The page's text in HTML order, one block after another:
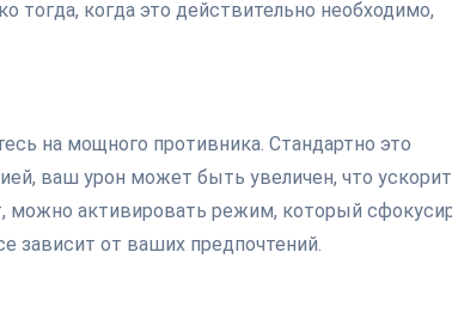
когда это действительно необходимо,
на мощного противника. Стандартно это
ваш урон может быть увеличен, что ускорит
можно активировать режим, который
зависит от ваших предпочтений.